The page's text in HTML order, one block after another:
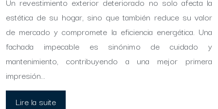
estética de su hogar, sino que también reduce su valor
de mercado y compromete la eficiencia energética. Una
fachada impecable es sinónimo de cuidado y
mantenimiento, contribuyendo a una mejor primera
impresión…
Lire la suite